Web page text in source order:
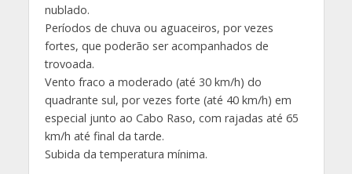
nublado.
Períodos de chuva ou aguaceiros, por vezes
fortes, que poderão ser acompanhados de
trovoada.
Vento fraco a moderado (até 30 km/h) do
quadrante sul, por vezes forte (até 40 km/h) em
especial junto ao Cabo Raso, com rajadas até 65
km/h até final da tarde.
Subida da temperatura mínima.